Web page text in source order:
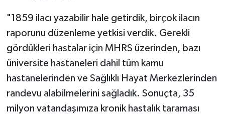
"1859 ilacı yazabilir hale getirdik, birçok ilacın
raporunu düzenleme yetkisi verdik. Gerekli
gördükleri hastalar için MHRS üzerinden, bazı
üniversite hastaneleri dahil tüm kamu
hastanelerinden ve Sağlıklı Hayat Merkezlerinden
randevu alabilmelerini sağladık. Sonuçta, 35
milyon vatandaşımıza kronik hastalık taraması